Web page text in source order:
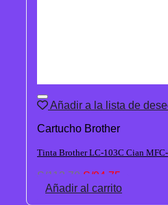
Añadir a la lista de
Cartucho Brother
Tinta Brother LC-103C Cian
S/113.70 El
precio
S/94.75
precio
Añadir al carrito